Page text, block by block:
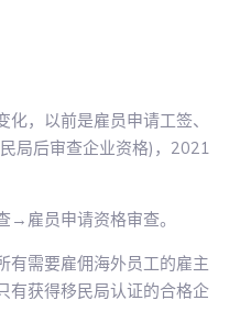
，以前是雇员申请工签、
局后审查企业资格)，2021
雇员申请资格审查。
有需要雇佣海外员工的雇主
有获得移民局认证的合格企